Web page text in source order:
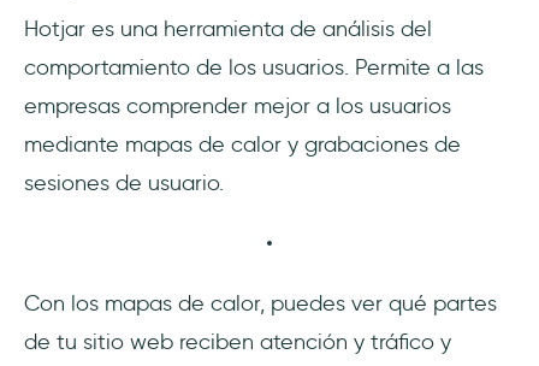
Hotjar es una herramienta de análisis del
comportamiento de los usuarios. Permite a las
empresas comprender mejor a los usuarios
mediante mapas de calor y grabaciones de
sesiones de usuario.
‎Con los mapas de calor, puedes ver qué partes
de tu sitio web reciben atención y tráfico y